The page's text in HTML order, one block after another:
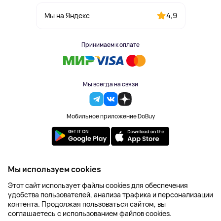
Мы на Яндекс 4,9
Принимаем к оплате
Мы всегда на связи
Мобильное приложение DoBuy
2023-2026 © DoBuy. Все права защищены
Правила обработки персональных данных
Пользовательское соглашение
Оферта
Создание сайта – NetLab
Мы используем cookies
Этот сайт использует файлы cookies для обеспечения
удобства пользователей, анализа трафика и персонализации
контента. Продолжая пользоваться сайтом, вы
соглашаетесь с использованием файлов cookies.